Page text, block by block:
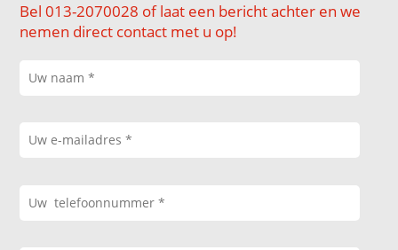
Bel 013-2070028 of laat een bericht achter en we
nemen direct contact met u op!